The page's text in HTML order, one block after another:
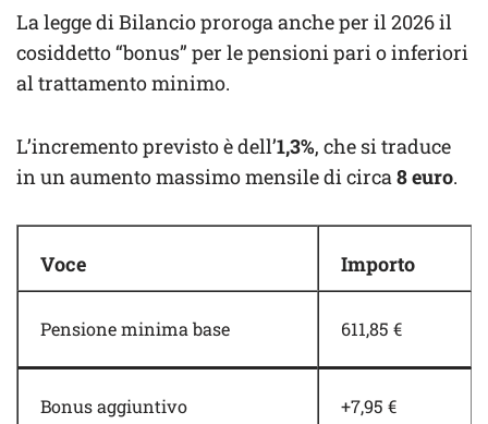
La legge di Bilancio proroga anche per il 2026 il
cosiddetto “bonus” per le pensioni pari o inferiori
al trattamento minimo.
L’incremento previsto è dell’1,3%, che si traduce
in un aumento massimo mensile di circa8 euro.
Voce Importo
Pensione minima base 611,85 €
Bonus aggiuntivo +7,95 €